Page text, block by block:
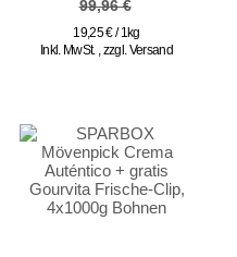
99,96 €
19,25 € / 1kg
Inkl. MwSt. zzgl. Versand